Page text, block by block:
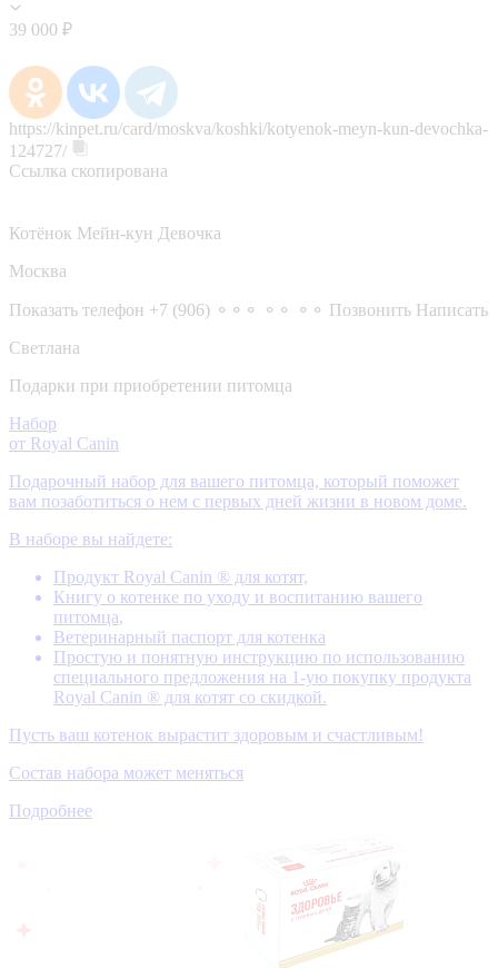
39 000 ₽
https://kinpet.ru/card/moskva/koshki/kotyenok-meyn-kun-devochka-
124727/
Ссылка скопирована
Котёнок Мейн-кун Девочка
Москва
Показать телефон +7 (906) ⚬⚬⚬ ⚬⚬ ⚬⚬ Позвонить Написать
Светлана
Подарки при приобретении питомца
Набор
от Royal Canin
Подарочный набор для вашего питомца, который поможет
вам позаботиться о нем с первых дней жизни в новом доме.
В наборе вы найдете:
Продукт Royal Canin ® для котят,
Книгу о котенке по уходу и воспитанию вашего
питомца,
Ветеринарный паспорт для котенка
Простую и понятную инструкцию по использованию
специального предложения на 1-ую покупку продукта
Royal Canin ® для котят со скидкой.
Пусть ваш котенок вырастит здоровым и счастливым!
Состав набора может меняться
Подробнее